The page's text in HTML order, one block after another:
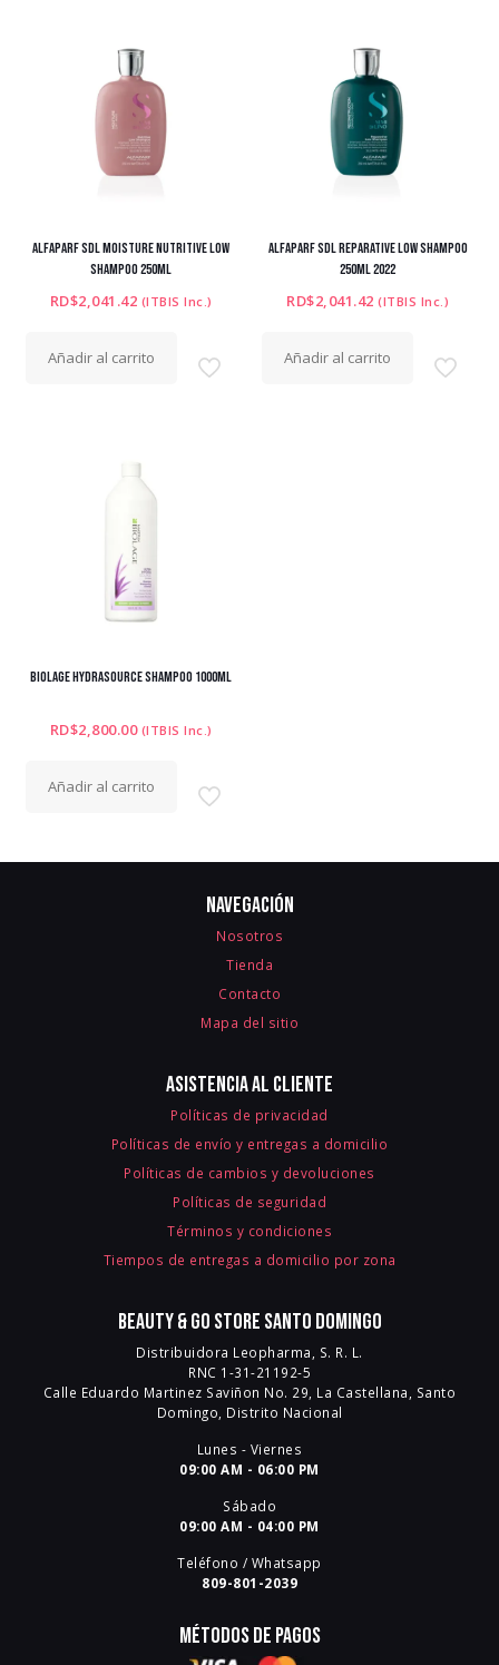
ALFAPARF SDL MOISTURE NUTRITIVE LOW
SHAMPOO 250ML
RD$2,041.42 (ITBIS Inc.)
Añadir al carrito
ALFAPARF SDL REPARATIVE LOW SHAMPOO
250ML 2022
RD$2,041.42 (ITBIS Inc.)
Añadir al carrito
BIOLAGE HYDRASOURCE SHAMPOO 1000ML
RD$2,800.00 (ITBIS Inc.)
Añadir al carrito
Navegación
Nosotros
Tienda
Contacto
Mapa del sitio
Asistencia al cliente
Políticas de privacidad
Políticas de envío y entregas a domicilio
Políticas de cambios y devoluciones
Políticas de seguridad
Términos y condiciones
Tiempos de entregas a domicilio por zona
Beauty & Go Store Santo Domingo
Distribuidora Leopharma, S. R. L.
RNC 1-31-21192-5
Calle Eduardo Martinez Saviñon No. 29, La Castellana, Santo
Domingo, Distrito Nacional
Lunes - Viernes
09:00 AM - 06:00 PM
Sábado
09:00 AM - 04:00 PM
Teléfono / Whatsapp
809-801-2039
Métodos de pagos